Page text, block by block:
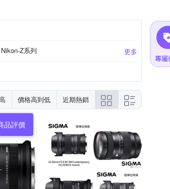
更多
Nikon-Z系列
價格高到低 近期熱銷
品評價